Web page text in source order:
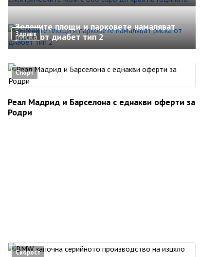
Здраве
Зелените площи и парковете намаляват
риска от диабет тип 2
Спорт
Реал Мадрид и Барселона с еднакви оферти за
Родри
Скорост